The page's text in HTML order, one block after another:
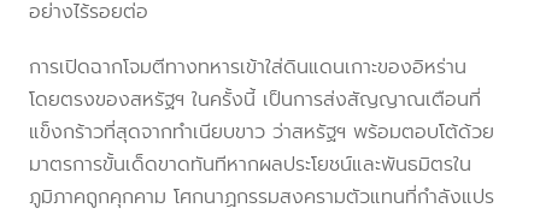
อย่างไร้รอยต่อ
การเปิดฉากโจมตีทางทหารเข้าใส่ดินแดนเกาะของอิหร่าน
โดยตรงของสหรัฐฯ ในครั้งนี้ เป็นการส่งสัญญาณเตือนที่
แข็งกร้าวที่สุดจากทำเนียบขาว ว่าสหรัฐฯ พร้อมตอบโต้ด้วย
มาตรการขั้นเด็ดขาดทันทีหากผลประโยชน์และพันธมิตรใน
ภูมิภาคถูกคุกคาม โศกนาฏกรรมสงครามตัวแทนที่กำลังแปร